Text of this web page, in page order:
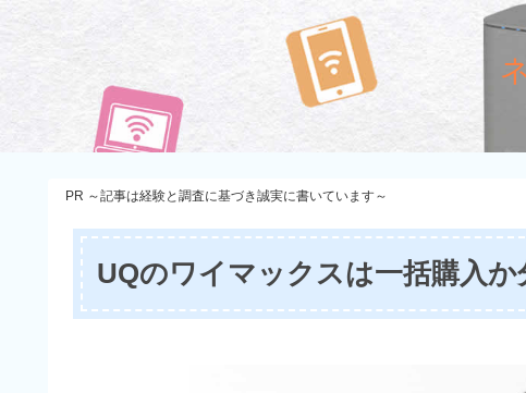
PR ～記事は経験と調査に基づき誠実に書いています～
UQのワイマックスは一括購入か